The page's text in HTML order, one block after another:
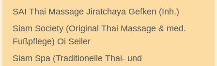
SAI Thai Massage Jiratchaya Gefken (Inh.)
Siam Society (Original Thai Massage & med.
Fußpflege) Oi Seiler
Siam Spa (Traditionelle Thai- und